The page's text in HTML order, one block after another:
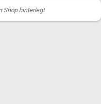
Shop hinterlegt